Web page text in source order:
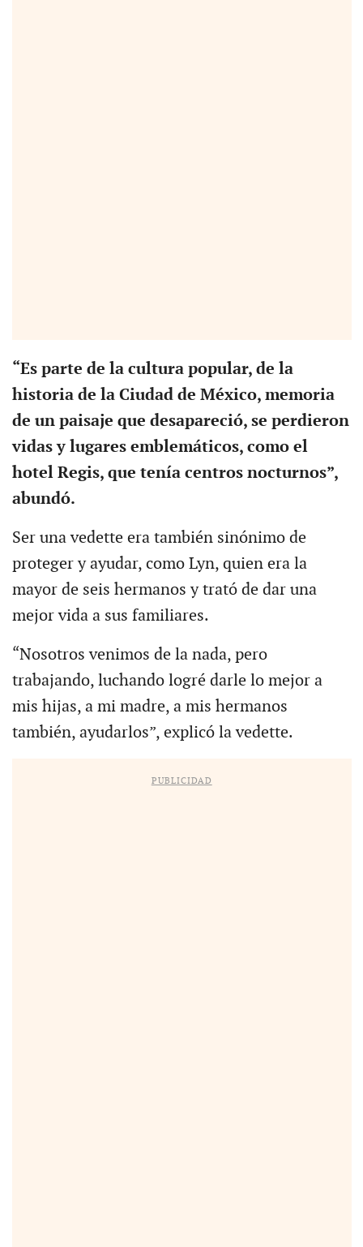
“Es parte de la cultura popular, de la
historia de la Ciudad de México, memoria
de un paisaje que desapareció, se perdieron
vidas y lugares emblemáticos, como el
hotel Regis, que tenía centros nocturnos”,
abundó.
Ser una vedette era también sinónimo de
proteger y ayudar, como Lyn, quien era la
mayor de seis hermanos y trató de dar una
mejor vida a sus familiares.
“Nosotros venimos de la nada, pero
trabajando, luchando logré darle lo mejor a
mis hijas, a mi madre, a mis hermanos
también, ayudarlos”, explicó la vedette.
PUBLICIDAD